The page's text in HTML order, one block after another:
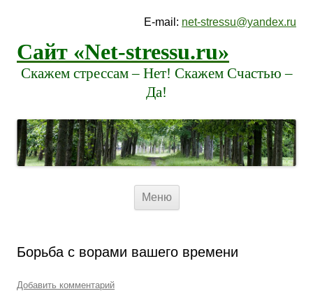
E-mail: net-stressu@yandex.ru
Сайт «Net-stressu.ru»
Скажем стрессам – Нет! Скажем Счастью –
Да!
Меню
Борьба с ворами вашего времени
Добавить комментарий